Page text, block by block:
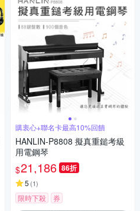
購衷心+聯名卡最高10%回饋
HANLIN-P8808 擬真重鎚考級
用電鋼琴
$21,186 86折
5 (1)
限時下殺 券